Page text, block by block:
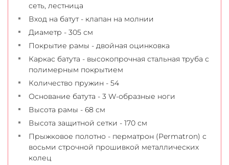
сеть, лестница
Вход на батут - клапан на молнии
Диаметр - 305 см
Покрытие рамы - двойная оцинковка
Каркас батута - высокопрочная стальная труба с
полимерным покрытием
Количество пружин - 54
Основание батута - 3 W-образные ноги
Высота рамы - 68 см
Высота защитной сетки - 170 см
Прыжковое полотно - перматрон (Permatron) с
восьми строчной прошивкой металлических
колец